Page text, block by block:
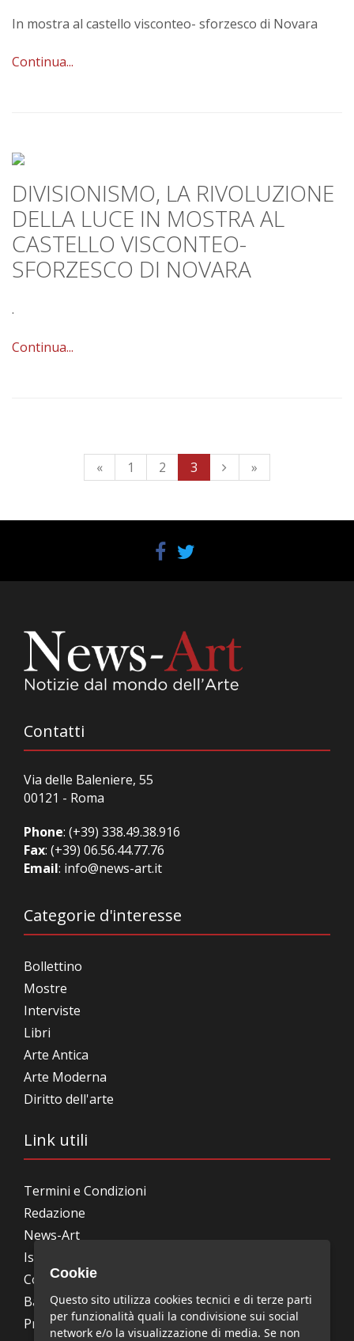
In mostra al castello visconteo- sforzesco di Novara
Continua...
DIVISIONISMO, LA RIVOLUZIONE
DELLA LUCE IN MOSTRA AL
CASTELLO VISCONTEO-
SFORZESCO DI NOVARA
.
Continua...
« 1 2 3 »
Contatti
Via delle Baleniere, 55
00121 - Roma
Phone: (+39) 338.49.38.916
Fax: (+39) 06.56.44.77.76
Email: info@news-art.it
Categorie d'interesse
Bollettino
Mostre
Interviste
Libri
Arte Antica
Arte Moderna
Diritto dell'arte
Link utili
Termini e Condizioni
Redazione
News-Art
Iscrizione alla newsletter
Collabora con noi
Bandi, concorsi, premi
Privacy Policy
Cookie
Questo sito utilizza cookies tecnici e di terze parti
per funzionalità quali la condivisione sui social
network e/o la visualizzazione di media. Se non